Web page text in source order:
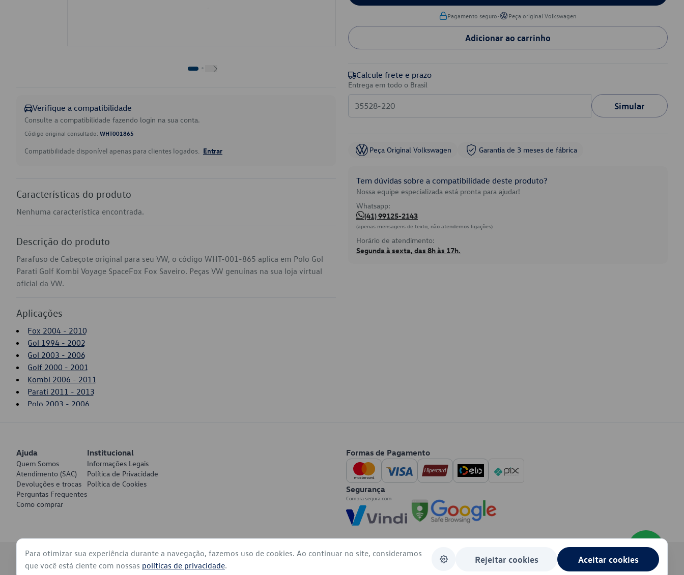
Verifique a compatibilidade
Consulte a compatibilidade fazendo login na sua conta.
Código original consultado: WHT001865
Compatibilidade disponível apenas para clientes logados. Entrar
Características do produto
Nenhuma característica encontrada.
Descrição do produto
Parafuso de Cabeçote original para seu VW, o código WHT-001-865 aplica em Polo Gol
Parati Golf Kombi Voyage SpaceFox Fox Saveiro. Peças VW genuínas na sua loja virtual
oficial da VW.
Aplicações
Fox 2004 - 2010
Gol 1994 - 2002
Gol 2003 - 2006
Golf 2000 - 2001
Kombi 2006 - 2011
Parati 2011 - 2013
Polo 2003 - 2006
Voyage 2009 - 2011
Pagamento seguro• Peça original Volkswagen
Adicionar ao carrinho
Calcule frete e prazo
Entrega em todo o Brasil
Simular
Peça Original Volkswagen Garantia de 3 meses de fábrica
Tem dúvidas sobre a compatibilidade deste produto?
Nossa equipe especializada está pronta para ajudar!
Whatsapp:
(41) 99125-2143
(apenas mensagens de texto, não atendemos ligações)
Horário de atendimento:
Segunda à sexta, das 8h às 17h.
Ajuda
Quem Somos
Atendimento (SAC)
Devoluções e trocas
Perguntas Frequentes
Como comprar
Institucional
Informações Legais
Política de Privacidade
Política de Cookies
Formas de Pagamento
Segurança
© 2026 - Volkswagen do Brasil - Todos os direitos reservados
Para otimizar sua experiência durante a navegação, fazemos uso de cookies. Ao continuar no site, consideramos
que você está ciente com nossas políticas de privacidade.
Rejeitar cookies Aceitar cookies